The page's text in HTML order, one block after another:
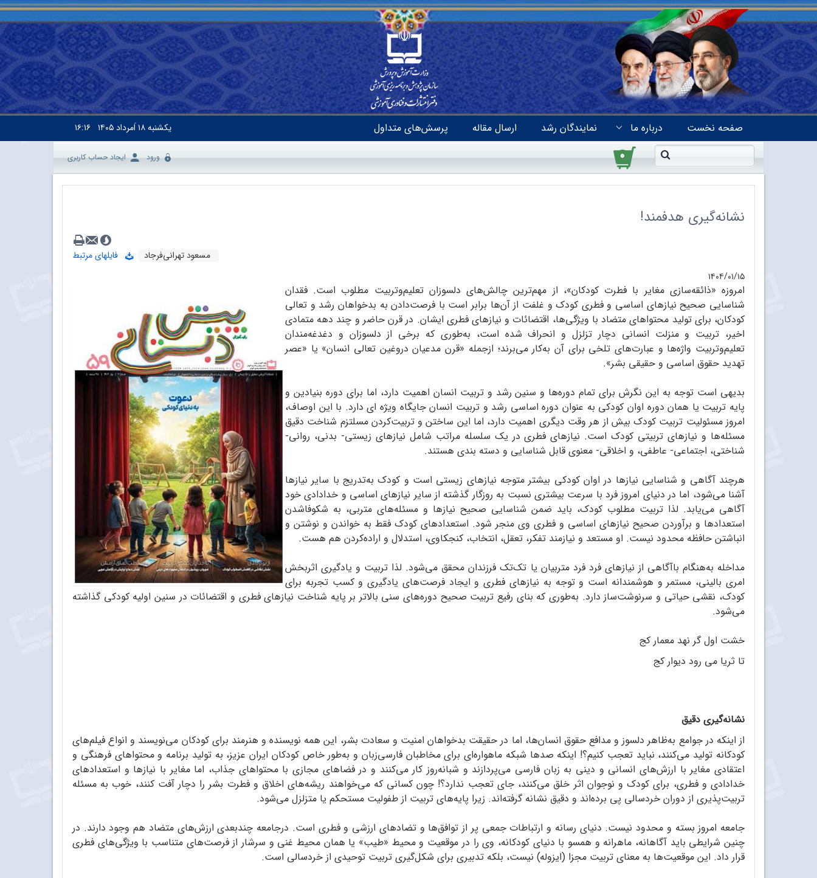
صفحه نخست درباره ما نمایندگان رشد ارسال مقاله پرسش‌های متداول یکشنبه۱۸ اَمرداد ۱۴۰۵ ۱۶:۱۶
۰ ورود ایجاد حساب کاربری
نشانه‌گیری هدفمند!
مسعود تهرانی‌‌فرجاد
فایلهای مرتبط
۱۴۰۴/۰۱/۱۵
امروزه «ذائقه‌سازی مغایر با فطرت کودکان»، از مهم‌ترین چالش‌‌های دلسوزان تعلیم‌و‌تربیت مطلوب است. فقدان
شناسایی صحیح نیازهای اساسی و فطری کودک و غلفت از آن‌ها برابر است با فرصت‌دادن به بدخواهان رشد و تعالی
کودکان، برای تولید محتواهای متضاد با ویژگی‌ها، اقتضائات و نیازهای فطری ایشان. در قرن حاضر و چند دهه متمادی
اخیر، تربیت و منزلت انسانی دچار تزلزل و انحراف شده است، به‌طوری که برخی از دلسوزان و دغدغه‌مندان
تعلیم‌و‌تربیت واژه‌ها و عبارت‌های تلخی برای آن به‌کار می‌برند؛ ازجمله «قرن مدعیان دروغین تعالی انسان» یا «عصر
تهدید حقوق اساسی و حقیقی بشر».
بدیهی است توجه به این نگرش برای تمام دوره‌ها و سنین رشد و تربیت انسان اهمیت دارد، اما برای دوره بنیادین و
پایه تربیت یا همان دوره اوان کودکی به عنوان دوره اساسی رشد و تربیت انسان جایگاه ویژه ای دارد. با این اوصاف،
امروز مسئولیت تربیت کودک بیش از هر وقت دیگری اهمیت دارد، اما این ساختن و تربیت‌کردن مسلتزم شناخت دقیق
مسئله‌ها و نیازهای تربیتی کودک است. نیازهای فطری در یک سلسله مراتب شامل نیازهای زیستی- بدنی، روانی-
شناختی، اجتماعی- عاطفی، و اخلاقی- معنوی قابل شناسایی و دسته بندی هستند.
هرچند آگاهی و شناسایی نیازها در اوان کودکی بیشتر متوجه نیازهای زیستی است و کودک به‌تدریج با سایر نیازها
آشنا می‌شود، اما در دنیای امروز فرد با سرعت بیشتری نسبت به روزگار گذشته از سایر نیازهای اساسی و خدادادی خود
آگاهی می‌یابد. لذا تربیت مطلوب کودک، باید ضمن شناسایی صحیح نیازها و مسئله‌های متربی،‌ به شکوفا‌شدن
استعدادها و برآوردن صحیح نیازهای اساسی و فطری وی منجر شود. استعدادهای کودک فقط به خواندن و نوشتن و
انباشتن حافظه محدود نیست. او مستعد و نیازمند تفکر، تعقل، انتخاب، کنجکاوی، استدلال و اراده‌کردن هم هست.
مداخله به‌هنگام باآگاهی از نیازهای فرد‌ فرد متربیان یا تک‌تک فرزندان محقق می‌شود. لذا تربیت و یادگیری اثربخش
امری بالینی، مستمر و هوشمندانه است و توجه به نیازهای فطری و ایجاد فرصت‌های یادگیری و کسب تجربه برای
کودک، نقشی حیاتی و سرنوشت‌ساز دارد. به‌طوری‌ که بنای رفیع تربیت صحیح دوره‌های سنی بالاتر بر پایه شناخت نیازهای فطری و اقتضائات در سنین اولیه کودکی گذاشته
می‌شود.
خشت اول گر نهد معمار کج
تا ثریا می رود دیوار کج
نشانه‌گیری دقیق
از اینکه در جوامع به‌ظاهر دلسوز و مدافع حقوق انسان‌ها، اما در حقیقت بدخواهان امنیت و سعادت بشر، این همه نویسنده و هنرمند برای کودکان می‌نویسند و انواع فیلم‌های
کودکانه تولید می‌کنند، نباید تعجب کنیم؟! اینکه صدها شبکه ماهواره‌ای برای مخاطبان فارسی‌زبان و به‌طور خاص کودکان ایران عزیز، به تولید برنامه و محتواهای فرهنگی و
اعتقادی مغایر با ارزش‌های انسانی و دینی به زبان فارسی می‌پردازند و شبانه‌روز کار می‌کنند و در فضاهای مجازی با محتواهای جذاب، اما مغایر با نیازها و استعدادهای
خدادادی و فطری، برای کودک و نوجوان اثر خلق می‌کنند، جای تعجب ندارد؟! چون کسانی که می‌‌خواهند ریشه‌های اخلاق و فطرت بشر را دچار آفت کنند، خوب به مسئله
تربیت‌پذیری از دوران خردسالی پی برده‌اند و دقیق نشانه گرفته‌اند. زیرا پایه‌های تربیت از طفولیت مستحکم یا متزلزل می‌شود.
جامعه امروز بسته و محدود نیست. دنیای رسانه و ارتباطات جمعی پر از توافق‌ها و تضادهای ارزشی و فطری است. درجامعه چند‌بعدی ارزش‌های متضاد هم وجود دارند. در
چنین شرایطی باید آگاهانه، ماهرانه و همسو با دنیای کودکانه، وی را در موقعیت و محیط «طیب» یا همان محیط غنی و سرشار از فرصت‌های متناسب با ویژگی‌های فطری
قرار داد. این موقعیت‌ها به معنای تربیت مجزا (ایزوله) نیست، بلکه تدبیری برای شکل‌گیری تربیت توحیدی از خردسالی است.